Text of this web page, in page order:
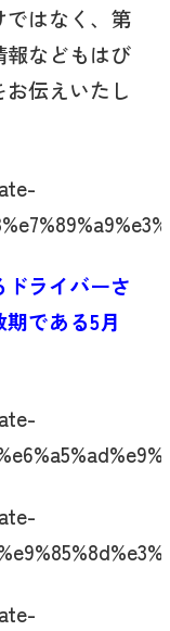
ではなく、第
などもはび
伝えいたし
ライバーさ
である5月